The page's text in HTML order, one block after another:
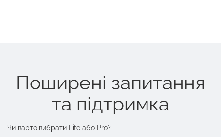
Поширені запитання
та підтримка
Чи варто вибрати Lite або Pro?